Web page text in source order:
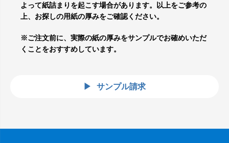
よって紙詰まりを起こす場合があります。以上をご参考の
上、お探しの用紙の厚みをご確認ください。
※ご注文前に、実際の紙の厚みをサンプルでお確めいただ
くことをおすすめしています。
サンプル請求